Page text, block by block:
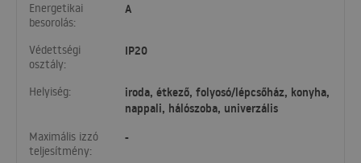
Energetikai
besorolás:
A
Védettségi
osztály:
IP20
Helyiség:
iroda, étkező, folyosó/lépcsőház, konyha,
nappali, hálószoba, univerzális
Maximális izzó
teljesítmény:
-